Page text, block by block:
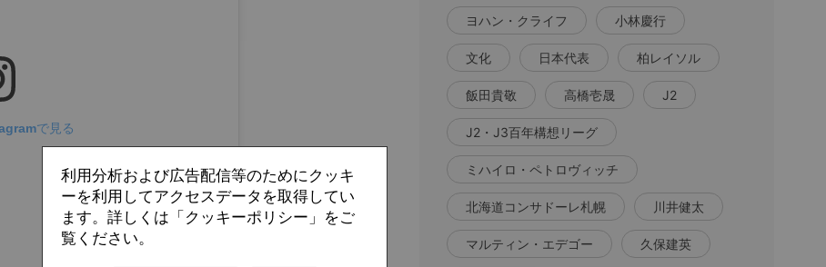
で見る
ヨハン・クライフ 小林慶行
文化 日本代表 柏レイソル
飯田貴敬 高橋壱晟 J2
J2・J3百年構想リーグ
ミハイロ・ペトロヴィッチ
北海道コンサドーレ札幌 川井健太
マルティン・エデゴー 久保建英
利用分析および広告配信等のためにクッキ
ーを利用してアクセスデータを取得してい
ます。詳しくは「クッキーポリシー」をご
覧ください。